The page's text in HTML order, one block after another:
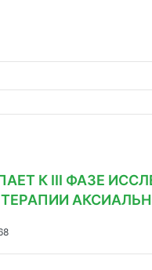
К III ФАЗЕ